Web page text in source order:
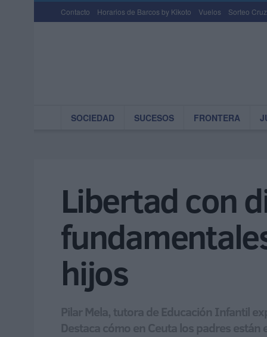
Contacto Horarios de Barcos by Kikoto Vuelos Sorteo
SOCIEDAD SUCESOS FRONTERA
Libertad con
hijos
Pilar Mela, tutora de Educación Infantil
Destaca cómo en Ceuta los padres